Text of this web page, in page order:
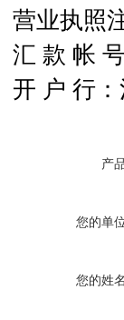
营业执照
汇 款 帐
开 户 行
产
您的单
您的姓